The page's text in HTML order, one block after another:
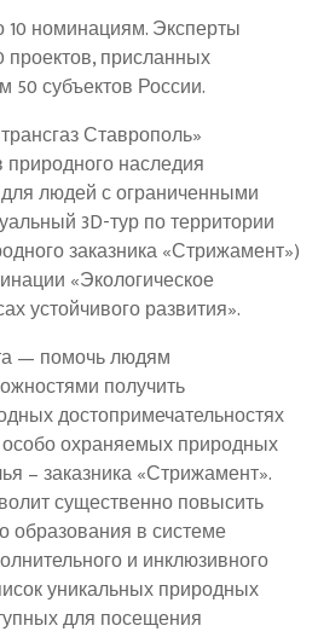
10 номинациям. Эксперты
проектов, присланных
50 субъектов России.
Ставрополь»
природного наследия
людей с ограниченными
3D-тур по территории
заказника «Стрижамент»)
«Экологическое
устойчивого развития».
— помочь людям
получить
достопримечательностях
охраняемых природных
– заказника «Стрижамент».
существенно повысить
образования в системе
и инклюзивного
уникальных природных
для посещения